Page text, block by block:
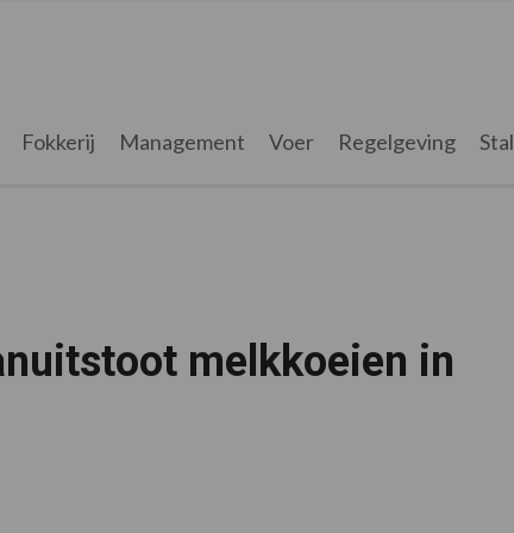
Fokkerij Management Voer Regelgeving Stal
melkkoeien in